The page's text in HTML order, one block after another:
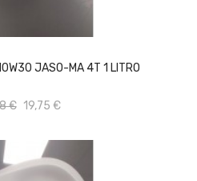
JASO-MA 4T 1 LITRO
€ 19,75 €